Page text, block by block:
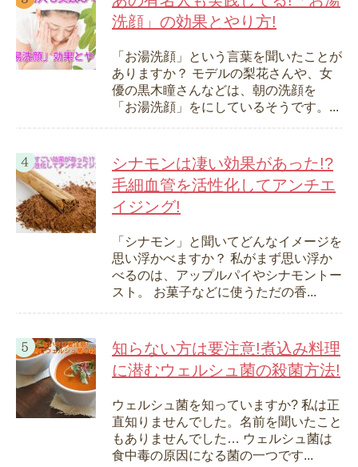
洗顔」の効果とやり方!
「お湯洗顔」という言葉を聞いたことが
ありますか？ モデルの梨花さんや、女
優の黒木瞳さんなどは、朝の洗顔を
「お湯洗顔」をにしているそうです。...
シナモンは凄い効果があった!?
毛細血管を活性化してアンチエ
イジング!
「シナモン」と聞いてどんなイメージを
思い浮かべますか？ 私がまず思い浮か
べるのは、アップルパイやシナモントー
スト。 お菓子などに使うただの香...
知らない方は要注意!煮込み料理
に潜むウェルシュ菌の殺菌方法!
ウェルシュ菌を知っていますか? 私は正
直知りませんでした。名前を聞いたこと
もありませんでした… ウェルシュ菌は
食中毒の原因になる菌の一つです...